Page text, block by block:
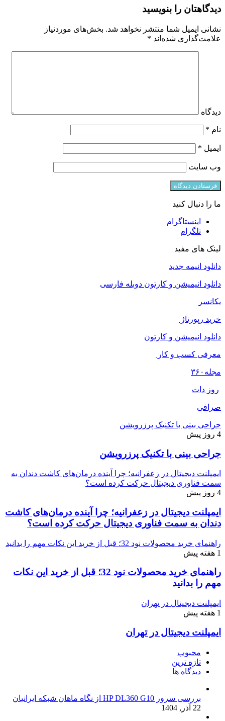
دیدگاهتان را بنویسید
نشانی ایمیل شما منتشر نخواهد شد. بخش‌های موردنیاز
علامت‌گذاری شده‌اند *
دیدگاه
نام *
ایمیل *
وب‌ سایت
ما را دنبال کنید
اینستاگرام
تلگرام
لینک های مفید
دانلود انیمه جدید
دانلود انیمیشن و کارتون دوبله فارسی
یکانسر
خرید رپورتاژ
دانلود انیمیشن و کارتون
معرفی کسب و کار
مجله ۳۶۰
روز دات
صرافی
جراحی بینی با تکنیک پرزرویشن
4 روز پیش
جراحی بینی با تکنیک پرزرویشن
ایمپلنت دیجیتال در زعفرانیه؛ چرا آینده درمان‌های کاشت دندان به
سمت فناوری دیجیتال حرکت کرده است؟
4 روز پیش
ایمپلنت دیجیتال در زعفرانیه؛ چرا آینده درمان‌های کاشت
دندان به سمت فناوری دیجیتال حرکت کرده است؟
راهنمای خرید محصولات نود 32؛ قبل از خرید این نکات مهم را بدانید
1 هفته پیش
راهنمای خرید محصولات نود 32؛ قبل از خرید این نکات
مهم را بدانید
ایمپلنت دیجیتال در تهران
1 هفته پیش
ایمپلنت دیجیتال در تهران
محبوب
تازه ترین
دیدگاه ها
بررسی سرور HP DL360 G10 از نگاه ماهان شبکه ایرانیان
22 آذر, 1404